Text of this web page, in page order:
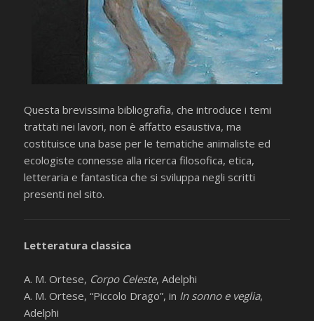
Questa brevissima bibliografia, che introduce i temi
trattati nei lavori, non è affatto esaustiva, ma
costituisce una base per le tematiche animaliste ed
ecologiste connesse alla ricerca filosofica, etica,
letteraria e fantastica che si sviluppa negli scritti
presenti nel sito.
Letteratura classica
A. M. Ortese, Corpo Celeste, Adelphi
A. M. Ortese, “Piccolo Drago”, in In sonno e veglia,
Adelphi